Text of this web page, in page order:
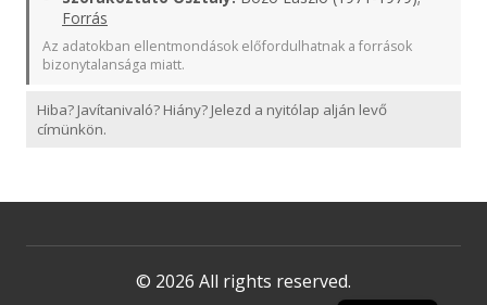
Forrás
Az adatokban ellentmondások előfordulhatnak a források
bizonytalansága miatt.
Hiba? Javítanivaló? Hiány? Jelezd a nyitólap alján levő
címünkön.
© 2026 All rights reserved.